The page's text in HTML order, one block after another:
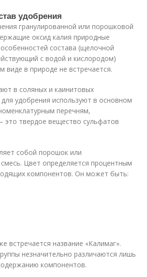
удобрения
гранулированной или порошковой
оксид калия природные
состава (щелочной
с водой и кислородом)
виде в природе не встречается.
в соляных и каинитовых
удобрения используют в основном
перечням,
это твердое вещество сульфатов
собой порошок или
Цвет определяется процентным
компонентов. Он может быть:
встречается название «Калимаг».
незначительно различаются лишь
компонентов.